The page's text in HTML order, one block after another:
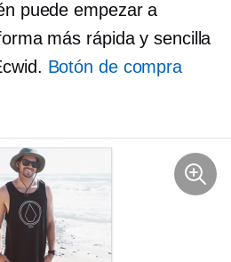
puede empezar a
más rápida y sencilla
Botón de compra